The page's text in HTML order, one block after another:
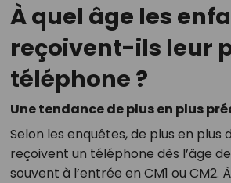
À quel âge les
reçoivent-ils leur
téléphone ?
Une tendance de plus en plus
Selon les enquêtes, de plus en plus
reçoivent un téléphone dès l’âge de
souvent à l’entrée en CM1 ou CM2.